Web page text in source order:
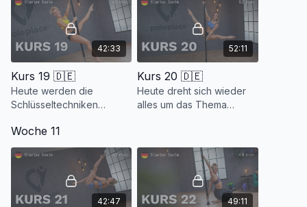
Boden im Gepäck.
Belohnung gibt es einen
42:33
Kurs 19 🇩🇪
Heute werden die
Schlüsseltechniken
Mount wiederholt und es
kommen zwei neue tolle
Techniken hinzu.
52:11
Kurs 20 🇩🇪
Heute dreht sich wieder
alles um das Thema
Variante und wiederholen
den Boomerang Spin.
Woche 11
42:47 49:11